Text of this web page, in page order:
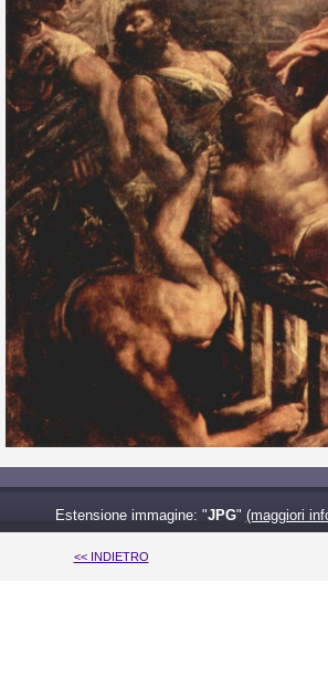
Estensione immagine: "JPG" (maggiori
<< INDIETRO